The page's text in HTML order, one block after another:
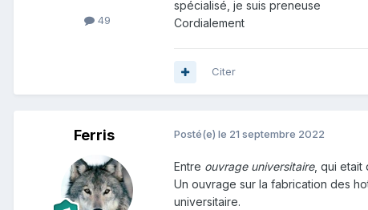
49
spécialisé, je suis preneuse
Cordialement
Citer
Ferris Posté(e) le 21 septembre 2022
Entre ouvrage universitaire, qui etait
Un ouvrage sur la fabrication des
universitaire.